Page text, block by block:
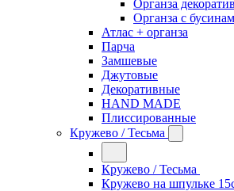
Органза
Органза с
Атлас + органза
Парча
Замшевые
Джутовые
Декоративные
HAND MADE
Плиссированные
Кружево / Тесьма
Кружево / Тесьма
Кружево на шпульке